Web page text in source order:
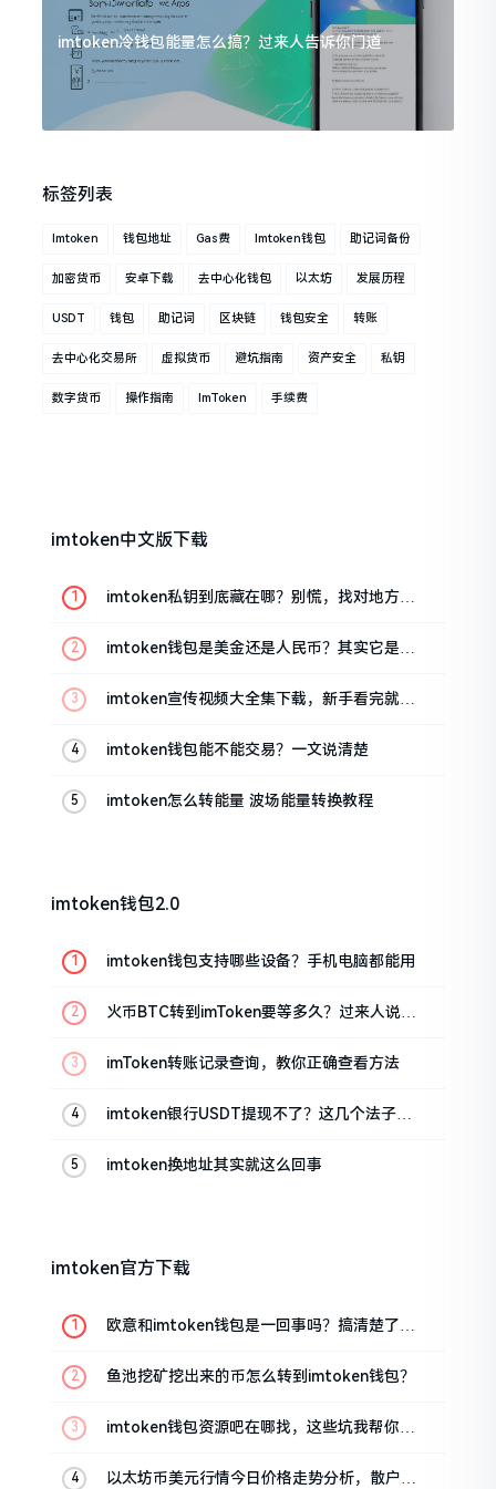
imtoken冷钱包能量怎么搞？过来人告诉你门道
标签列表
Imtoken 钱包地址 Gas费 Imtoken钱包 助记词备份
加密货币 安卓下载 去中心化钱包 以太坊 发展历程
USDT 钱包 助记词 区块链 钱包安全 转账
去中心化交易所 虚拟货币 避坑指南 资产安全 私钥
数字货币 操作指南 ImToken 手续费
imtoken中文版下载
imtoken私钥到底藏在哪？别慌，找对地方才
imtoken钱包是美金还是人民币？其实它是个
imtoken宣传视频大全集下载，新手看完就懂
imtoken钱包能不能交易？一文说清楚
imtoken怎么转能量 波场能量转换教程
imtoken钱包2.0
imtoken钱包支持哪些设备？手机电脑都能用
火币BTC转到imToken要等多久？过来人说说
imToken转账记录查询，教你正确查看方法
imtoken银行USDT提现不了？这几个法子能
imtoken换地址其实就这么回事
imtoken官方下载
欧意和imtoken钱包是一回事吗？搞清楚了再
鱼池挖矿挖出来的币怎么转到imtoken钱包？
imtoken钱包资源吧在哪找，这些坑我帮你趟
以太坊币美元行情今日价格走势分析，散户如